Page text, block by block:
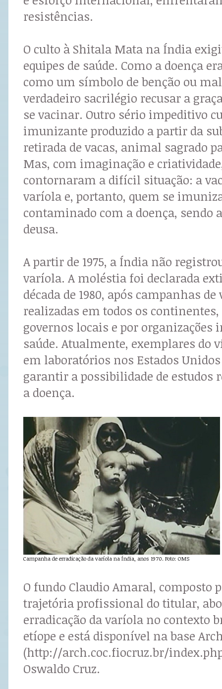
resistências.
O culto à Shitala Mata na Índia
equipes de saúde. Como a doença
como um símbolo de benção ou
verdadeiro sacrilégio recusar a
se vacinar. Outro sério impeditivo
imunizante produzido a partir da
retirada de vacas, animal sagrado
Mas, com imaginação e
contornaram a difícil situação: a
varíola e, portanto, quem se
contaminado com a doença, sendo
deusa.
A partir de 1975, a Índia não
varíola. A moléstia foi declarada
década de 1980, após campanhas
realizadas em todos os
governos locais e por organizações
saúde. Atualmente, exemplares do
em laboratórios nos Estados
garantir a possibilidade de estudos
a doença.
Campanha de erradicação da varíola na Índia, anos 1970. Foto: OMS
O fundo Claudio Amaral, composto
trajetória profissional do titular,
erradicação da varíola no contexto
etíope e está disponível na base
(http://arch.coc.fiocruz.br/
Oswaldo Cruz.